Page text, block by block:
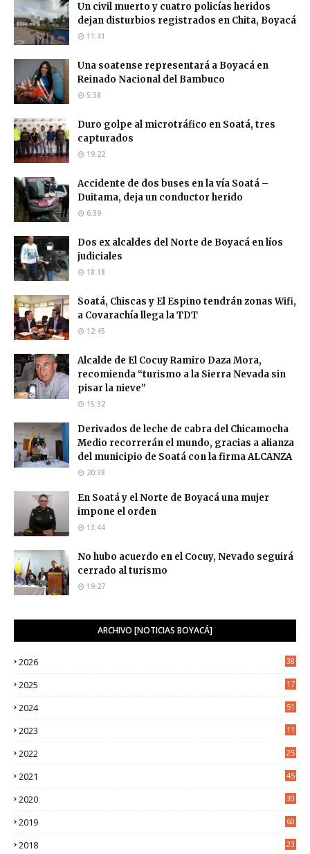
Un civil muerto y cuatro policías heridos
dejan disturbios registrados en Chita, Boyacá
11:41
Una soatense representará a Boyacá en
Reinado Nacional del Bambuco
5:38
Duro golpe al microtráfico en Soatá, tres
capturados
19:22
Accidente de dos buses en la vía Soatá –
Duitama, deja un conductor herido
6:39
Dos ex alcaldes del Norte de Boyacá en líos
judiciales
18:18
Soatá, Chiscas y El Espino tendrán zonas Wifi,
a Covarachía llega la TDT
12:45
Alcalde de El Cocuy Ramiro Daza Mora,
recomienda “turismo a la Sierra Nevada sin
pisar la nieve”
15:32
Derivados de leche de cabra del Chicamocha
Medio recorrerán el mundo, gracias a alianza
del municipio de Soatá con la firma ALCANZA
20:38
En Soatá y el Norte de Boyacá una mujer
impone el orden
13:44
No hubo acuerdo en el Cocuy, Nevado seguirá
cerrado al turismo
19:27
ARCHIVO [NOTICIAS BOYACÁ]
2026 38
2025
17
2024 51
2023
11
2022
25
2021
45
2020
30
2019 60
2018
23